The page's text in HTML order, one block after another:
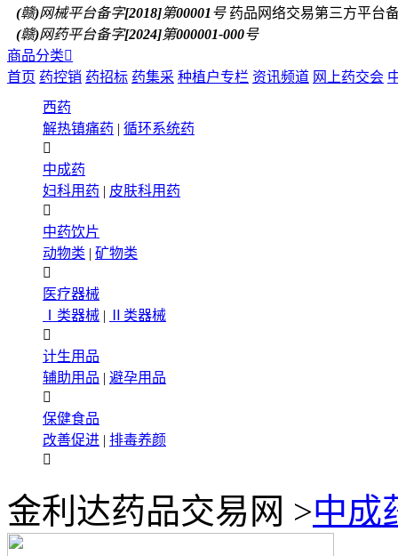
(赣)网械平台备字[2018]第00001号 药品网络交易第三方平台
(赣)网药平台备字[2024]第000001-000号
商品分类
首页 药控销 药招标 药集采 种植户专栏 资讯频道 网上药交会
西药
解热镇痛药 | 循环系统药

中成药
妇科用药 | 皮肤科用药

中药饮片
动物类 | 矿物类

医疗器械
Ⅰ类器械 |
Ⅱ类器械

计生用品
辅助用品 | 避孕用品

保健食品
改善促进 | 排毒养颜

金利达药品交易网 >中成